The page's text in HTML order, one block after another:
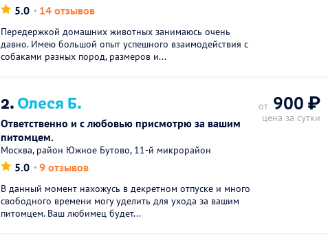
5.0 14 отзывов
Передержкой домашних животных занимаюсь очень
давно. Имею большой опыт успешного взаимодействия с
собаками разных пород, размеров и...
2.Олеся Б.
Ответственно и с любовью присмотрю за вашим
питомцем.
Москва, район Южное Бутово, 11-й микрорайон
5.0 9 отзывов
В данный момент нахожусь в декретном отпуске и много
свободного времени могу уделить для ухода за вашим
питомцем. Ваш любимец будет...
от 900 ₽
цена за сутки